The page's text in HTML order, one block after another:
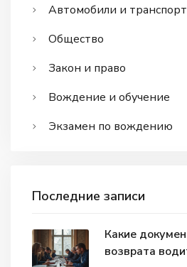
Автомобили и транспорт
Общество
Закон и право
Вождение и обучение
Экзамен по вождению
Последние записи
Какие
возврата